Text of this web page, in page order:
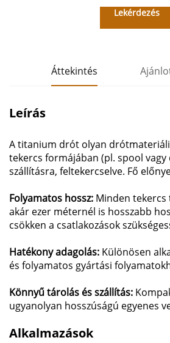
Lekérdezés
Áttekintés
Leírás
A titanium drót olyan
tekercs formájában (pl. spool vagy
szállításra, feltekercselve. Fő
Folyamatos hossz: Minden
akár ezer méternél is hosszabb
csökken a csatlakozások
Hatékony adagolás: Különösen
és folyamatos gyártási
Könnyű tárolás és szállítás:
ugyanolyan hosszúságú egyenes
Alkalmazások